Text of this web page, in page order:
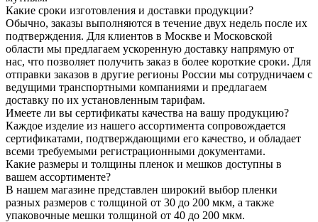
Какие сроки изготовления и доставки продукции?
Обычно, заказы выполняются в течение двух недель после их
подтверждения. Для клиентов в Москве и Московской
области мы предлагаем ускоренную доставку напрямую от
нас, что позволяет получить заказ в более короткие сроки. Для
отправки заказов в другие регионы России мы сотрудничаем с
ведущими транспортными компаниями и предлагаем
доставку по их установленным тарифам.
Имеете ли вы сертификаты качества на вашу продукцию?
Каждое изделие из нашего ассортимента сопровождается
сертификатами, подтверждающими его качество, и обладает
всеми требуемыми регистрационными документами.
Какие размеры и толщины пленок и мешков доступны в
вашем ассортименте?
В нашем магазине представлен широкий выбор пленки
разных размеров с толщиной от 30 до 200 мкм, а также
упаковочные мешки толщиной от 40 до 200 мкм.